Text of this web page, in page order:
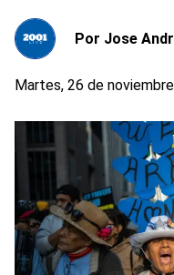
Por Jose
Martes, 26 de